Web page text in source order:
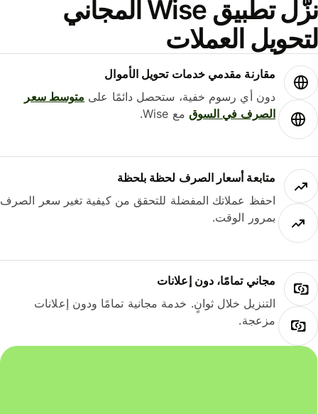
نزّل تطبيق Wise المجاني
العملات
مقارنة مقدمي خدمات تحويل الأموال
دون أي رسوم خفية، ستحصل دائمًا علىمتوسط ​​سعر
الصرف في السوقمع Wise.
متابعة أسعار الصرف لحظة بلحظة
احفظ عملاتك المفضلة للتحقق من كيفية تغير سعر الصرف
بمرور الوقت.
مجاني تمامًا، دون إعلانات
التنزيل خلال ثوانٍ. خدمة مجانية تمامًا ودون إعلانات
مزعجة.